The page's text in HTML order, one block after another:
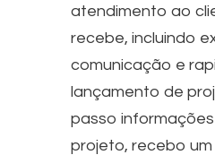
atendimento ao
recebe, incluindo
comunicação e
lançamento de
passo
projeto, recebo um